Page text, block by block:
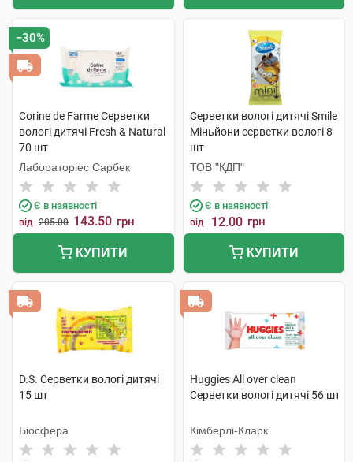
−30%
Corine de Farme Серветки
вологі дитячі Fresh & Natural
70 шт
Лабораторіес Сарбек
Є в наявності
від 205.00 143.50 грн
КУПИТИ
Серветки вологі дитячі Smile
Міньйони серветки вологі 8
шт
ТОВ "КДП"
Є в наявності
від 12.00 грн
КУПИТИ
D.S. Серветки вологі дитячі
15 шт
Біосфера
Huggies All over clean
Серветки вологі дитячі 56 шт
Кімберлі-Кларк